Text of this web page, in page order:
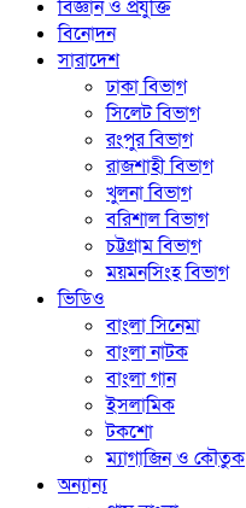
বিজ্ঞান ও প্রযুক্তি
বিনোদন
সারাদেশ
ঢাকা বিভাগ
সিলেট বিভাগ
রংপুর বিভাগ
রাজশাহী বিভাগ
খুলনা বিভাগ
বরিশাল বিভাগ
চট্টগ্রাম বিভাগ
ময়মনসিংহ বিভাগ
ভিডিও
বাংলা সিনেমা
বাংলা নাটক
বাংলা গান
ইসলামিক
টকশো
ম্যাগাজিন ও কৌতুক
অন্যান্য